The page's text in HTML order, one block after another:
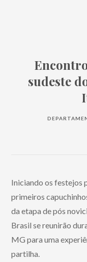
sudeste
Iniciando os festejos
primeiros
da etapa de pós
Brasil se reunirão
MG para uma
partilha.